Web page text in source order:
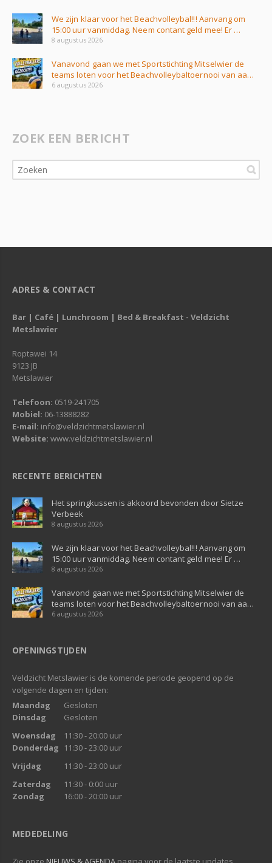
We zijn klaar voor het Beachvolleybal!!! Aanvang om
15:00 uur vanmiddag. Neem contant geld mee! Er …
8 augustus 2026
Vanavond gaan we met Sportstichting Mitselwier de
teams loten voor het Beachvolleybaltoernooi van aa…
6 augustus 2026
ZOEK EEN BERICHT
ADRES & CONTACT
Bar | Café | Lunchroom | Bed & Breakfast - Veldzicht
Metslawier
Roptawei 14
9123 JB
Metslawier
Telefoon: 0519-241705
Mobiel: 06-13888282
E-mail: info@veldzichtmetslawier.nl
Website: www.veldzichtmetslawier.nl
RECENTE BERICHTEN
Het springkussen is akkoord bevonden door Sietze
Verbeek
8 augustus 2026
We zijn klaar voor het Beachvolleybal!!! Aanvang om
15:00 uur vanmiddag. Neem contant geld mee! Er …
8 augustus 2026
Vanavond gaan we met Sportstichting Mitselwier de
teams loten voor het Beachvolleybaltoernooi van aa…
6 augustus 2026
OPENINGSTIJDEN
Veldzicht Metslawier is de komende periode geopend op de
volgende dagen en tijden:
Maandag
Gesloten
Dinsdag
Gesloten
Woensdag
11:30 - 20:00 uur
Donderdag
11:30 - 23:00 uur
Vrijdag
11:30 - 23:00 uur
Zaterdag
11:30 - 0:00 uur
Zondag
16:00 - 20:00 uur
MEDEDELING